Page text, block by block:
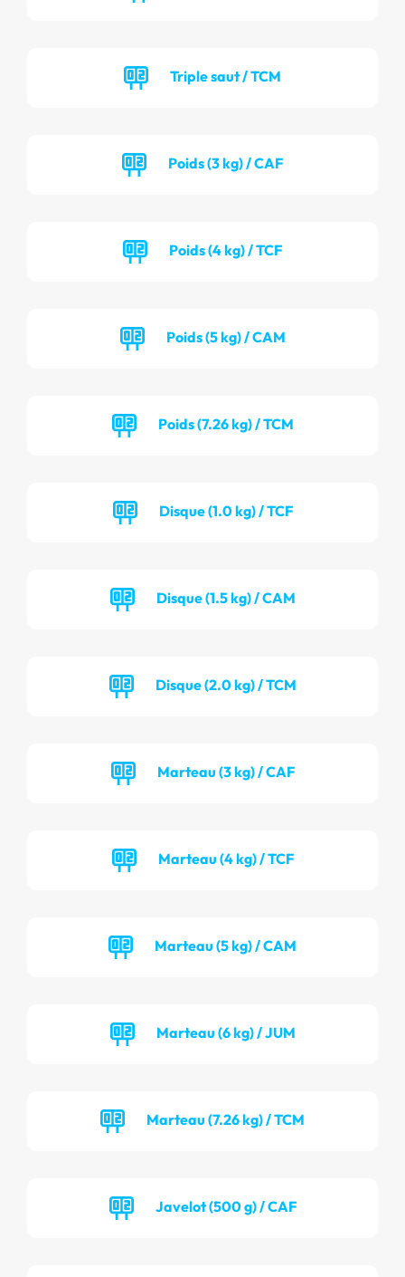
Triple saut / TCM
Poids (3 kg) / CAF
Poids (4 kg) / TCF
Poids (5 kg) / CAM
Poids (7.26 kg) / TCM
Disque (1.0 kg) / TCF
Disque (1.5 kg) / CAM
Disque (2.0 kg) / TCM
Marteau (3 kg) / CAF
Marteau (4 kg) / TCF
Marteau (5 kg) / CAM
Marteau (6 kg) / JUM
Marteau (7.26 kg) / TCM
Javelot (500 g) / CAF